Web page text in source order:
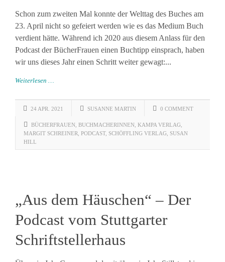
Schon zum zweiten Mal konnte der Welttag des Buches am
23. April nicht so gefeiert werden wie es das Medium Buch
verdient hätte. Während ich 2020 aus diesem Anlass für den
Podcast der BücherFrauen einen Buchtipp einsprach, haben
wir uns dieses Jahr einen Schritt weiter gewagt:...
Weiterlesen …
24 APR. 2021 SUSANNE MARTIN 0 COMMENT
BÜCHERFRAUEN BUCHMACHERINNEN KAMPA VERLAG
MARGIT SCHREINER PODCAST, SCHÖFFLING VERLAG SUSAN
HILL
„Aus dem Häuschen“ – Der
Podcast vom Stuttgarter
Schriftstellerhaus